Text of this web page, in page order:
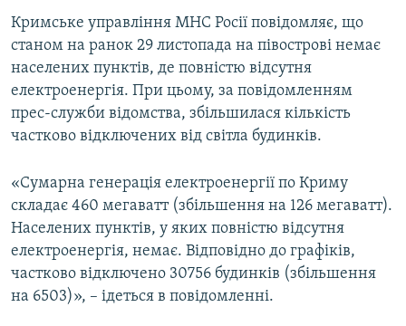
Усі сайти RFE/RL
Кримське управління МНС Росії повідомляє, що
станом на ранок 29 листопада на півострові немає
населених пунктів, де повністю відсутня
електроенергія. При цьому, за повідомленням
прес-служби відомства, збільшилася кількість
частково відключених від світла будинків.
«Сумарна генерація електроенергії по Криму
складає 460 мегаватт (збільшення на 126 мегаватт).
Населених пунктів, у яких повністю відсутня
електроенергія, немає. Відповідно до графіків,
частково відключено 30756 будинків (збільшення
на 6503)», – ідеться в повідомленні.